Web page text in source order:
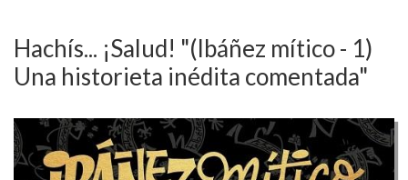
Hachís... ¡Salud! "(Ibáñez mítico - 1)
Una historieta inédita comentada"